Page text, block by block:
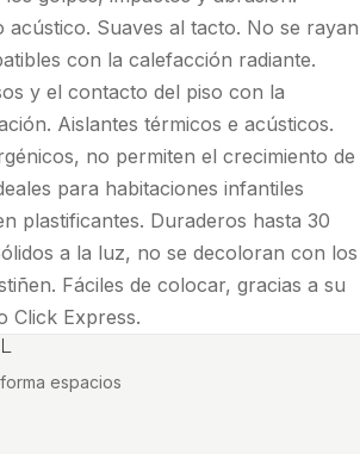
acústico. Suaves al tacto. No se rayan
con la calefacción radiante.
y el contacto del piso con la
Aislantes térmicos e acústicos.
no permiten el crecimiento de
para habitaciones infantiles
plastificantes. Duraderos hasta 30
a la luz, no se decoloran con los
Fáciles de colocar, gracias a su
Click Express.
espacios